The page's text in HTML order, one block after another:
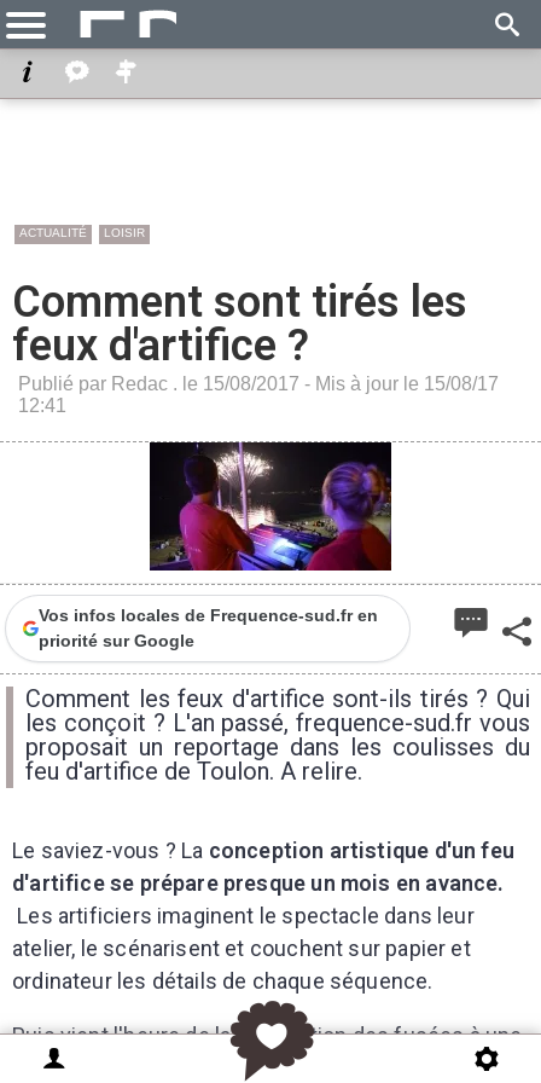
ACTUALITÉ LOISIR
Comment sont tirés les
feux d'artifice ?
Publié par Redac . le 15/08/2017 - Mis à jour le 15/08/17
12:41
Vos infos locales de Frequence-sud.fr en
priorité sur Google
Comment les feux d'artifice sont-ils tirés ? Qui
les conçoit ? L'an passé, frequence-sud.fr vous
proposait un reportage dans les coulisses du
feu d'artifice de Toulon. A relire.
Le saviez-vous ? La conception artistique d'un feu
d'artifice se prépare presque un mois en avance.
Les artificiers imaginent le spectacle dans leur
atelier, le scénarisent et couchent sur papier et
ordinateur les détails de chaque séquence.
Puis vient l'heure de la préparation des fusées à une
semaine avant l'événement. L'époque des artificiers